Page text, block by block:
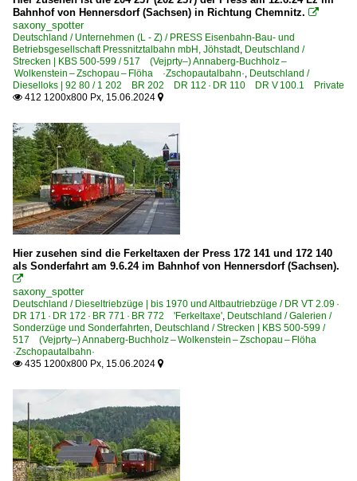
Dieselloks | 92 80
1 202 BR 202 DR 112 · DR 110 DR V 100.1
1 202 BR 202 DR 112 · DR 110 DR V 100.1 Private
1 204 BR 204 · DR 110 DR V 100
1 211 BR 211 DB V 100.10 Private
1 218 BR 218
1 218 BR 218 Private
1 223 BR 223 · BR 253 · DE 2000 ·ER20·
1 228 BR 228 · DR 118 DR V 180
1 229 BR 229 · DR 229 Umbau Krupp
1 285 BR 285 ·Traxx DE·
Dieselloks | bis 100 km/h | 98 80
3 107 DR 107 DR V 75 ex CKD T435.0, T458.1
3 204 BR 204 DR 114 DR V 100
3 293 BR 293 DR 111 DR V 100
3 293 BR 293 DR 111 DR V 100 Private
3 345 · 3 346 BR 345 · BR 346 DR 105 · DR 106 DR V 60
Bahnhof von Hennersdorf (Sachsen) in Richtung Chemnitz. 
saxony_spotter
Deutschland / Unternehmen (L - Z) / PRESS Eisenbahn-Bau- und
Betriebsgesellschaft Pressnitztalbahn mbH, Jöhstadt, Deutschland /
Strecken | KBS 500-599 / 517 (Vejprty–) Annaberg-Buchholz –
Wolkenstein – Zschopau – Flöha ·Zschopautalbahn·, Deutschland /
Dieselloks | 92 80 / 1 202 BR 202 DR 112 · DR 110 DR V 100.1 Private
 412 1200x800 Px, 15.06.2024 
Hier zusehen sind die Ferkeltaxen der Press 172 141 und 172 140
als Sonderfahrt am 9.6.24 im Bahnhof von Hennersdorf (Sachsen).

saxony_spotter
Deutschland / Dieseltriebzüge | bis 1970 und Altbautriebzüge / DR VT 2.09 ·
DR 171 · DR 172 · BR 771 · BR 772 'Ferkeltaxe', Deutschland / Galerien /
Sonderzüge und Sonderfahrten, Deutschland / Strecken | KBS 500-599 /
517 (Vejprty–) Annaberg-Buchholz – Wolkenstein – Zschopau – Flöha
·Zschopautalbahn·
 435 1200x800 Px, 15.06.2024 